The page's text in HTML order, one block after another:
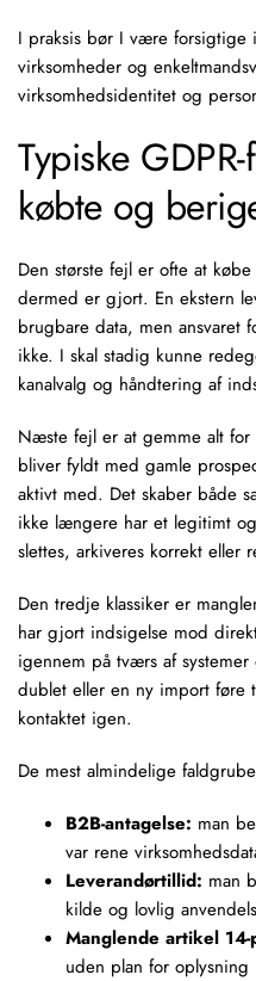
I praksis bør I være
virksomheder og
virksomhedsidentitet og
Typiske
købte og
Den største fejl er ofte at
dermed er gjort. En ekstern
brugbare data, men ansvaret
ikke. I skal stadig kunne
kanalvalg og håndtering af
Næste fejl er at gemme alt for
bliver fyldt med gamle
aktivt med. Det skaber både
ikke længere har et legitimt
slettes, arkiveres korrekt eller
Den tredje klassiker er
har gjort indsigelse mod
igennem på tværs af
dublet eller en ny import føre
kontaktet igen.
De mest almindelige
B2B-antagelse: man
var rene
Leverandørtillid: man
kilde og lovlig
Manglende artikel 14-
uden plan for oplysning